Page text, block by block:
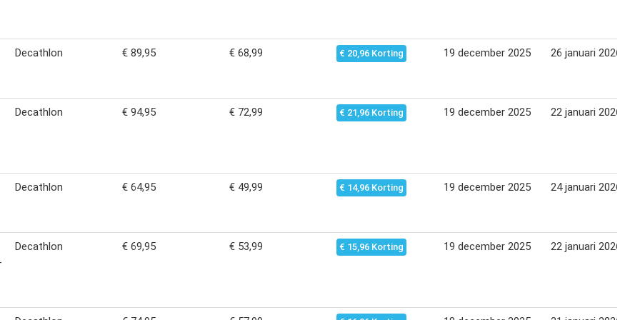
Decathlon € 89,95 € 68,99 € 20,96 Korting 19 december 2025 26 januari 2026
Decathlon € 94,95 € 72,99 € 21,96 Korting 19 december 2025 22 januari 2026
Decathlon € 64,95 € 49,99 € 14,96 Korting 19 december 2025 24 januari 2026
Decathlon € 69,95 € 53,99 € 15,96 Korting 19 december 2025 22 januari 2026